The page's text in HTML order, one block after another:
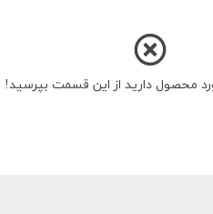
محصول دارید از این قسمت بپرسید!